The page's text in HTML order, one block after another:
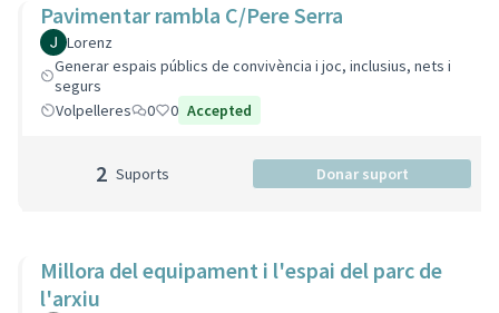
Pavimentar rambla C/Pere Serra
Lorenz
Generar espais públics de convivència i joc, inclusius, nets i
segurs
Volpelleres
0 0 Accepted
2 Suports Donar suport
Millora del equipament i l'espai del parc de
l'arxiu